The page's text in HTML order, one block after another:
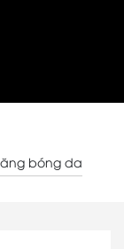
bóng da